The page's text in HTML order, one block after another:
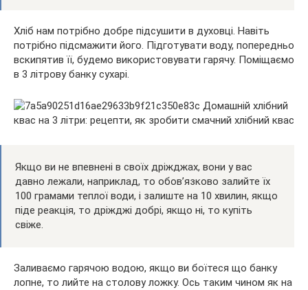
Хліб нам потрібно добре підсушити в духовці. Навіть
потрібно підсмажити його. Підготувати воду, попередньо
вскипятив її, будемо використовувати гарячу. Поміщаємо
в 3 літрову банку сухарі.
Якщо ви не впевнені в своїх дріжджах, вони у вас
давно лежали, наприклад, то обов’язково залийте їх
100 грамами теплої води, і залиште на 10 хвилин, якщо
піде реакція, то дріжджі добрі, якщо ні, то купіть
свіже.
Заливаємо гарячою водою, якщо ви боїтеся що банку
лопне, то лийте на столову ложку. Ось таким чином як на